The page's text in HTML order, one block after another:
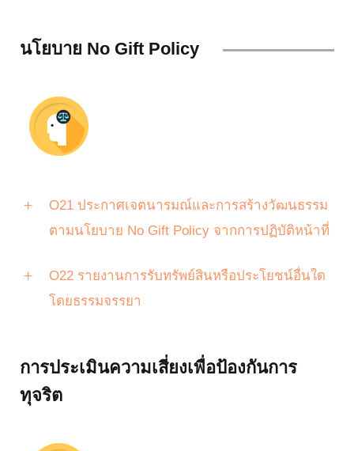
นโยบาย No Gift Policy
O21 ประกาศเจตนารมณ์และการสร้างวัฒนธรรม
ตามนโยบาย No Gift Policy จากการปฏิบัติหน้าที่
O22 รายงานการรับทรัพย์สินหรือประโยชน์อื่นใด
โดยธรรมจรรยา
การประเมินความเสี่ยงเพื่อป้องกันการ
ทุจริต